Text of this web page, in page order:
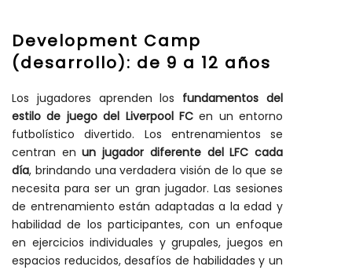
Development Camp
(desarrollo): de 9 a 12 años
Los jugadores aprenden los fundamentos del
estilo de juego del Liverpool FCen un entorno
futbolístico divertido. Los entrenamientos se
centran enun jugador diferente del LFC cada
día, brindando una verdadera visión de lo que se
necesita para ser un gran jugador. Las sesiones
de entrenamiento están adaptadas a la edad y
habilidad de los participantes, con un enfoque
en ejercicios individuales y grupales, juegos en
espacios reducidos, desafíos de habilidades y un